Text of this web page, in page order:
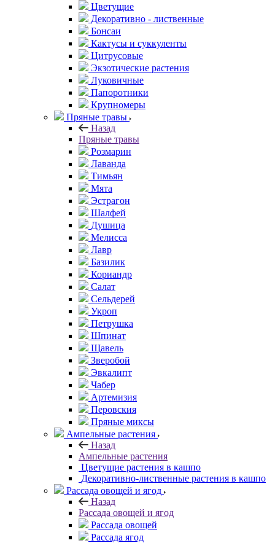
Цветущие
Декоративно - лиственные
Бонсаи
Кактусы и суккуленты
Цитрусовые
Экзотические растения
Луковичные
Папоротники
Крупномеры
Пряные травы
Назад
Пряные травы
Розмарин
Лаванда
Тимьян
Мята
Эстрагон
Шалфей
Душица
Мелисса
Лавр
Базилик
Кориандр
Салат
Сельдерей
Укроп
Петрушка
Шпинат
Щавель
Зверобой
Эвкалипт
Чабер
Артемизия
Перовския
Пряные миксы
Ампельные растения
Назад
Ампельные растения
Цветущие растения в кашпо
Декоративно-лиственные растения в кашпо
Рассада овощей и ягод
Назад
Рассада овощей и ягод
Рассада овощей
Рассада ягод